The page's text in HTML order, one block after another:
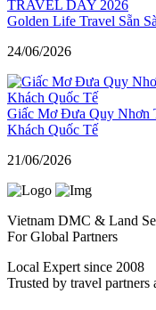
Golden Life Travel Sẵn
24/06/2026
Giấc Mơ Đưa Quy Nhơn
Khách Quốc Tế
21/06/2026
Vietnam DMC & Land
For Global Partners
Local Expert since 2008
Trusted by travel